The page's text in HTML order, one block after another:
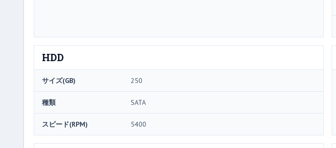
HDD
サイズ(GB) 250
種類 SATA
スピード(RPM) 5400